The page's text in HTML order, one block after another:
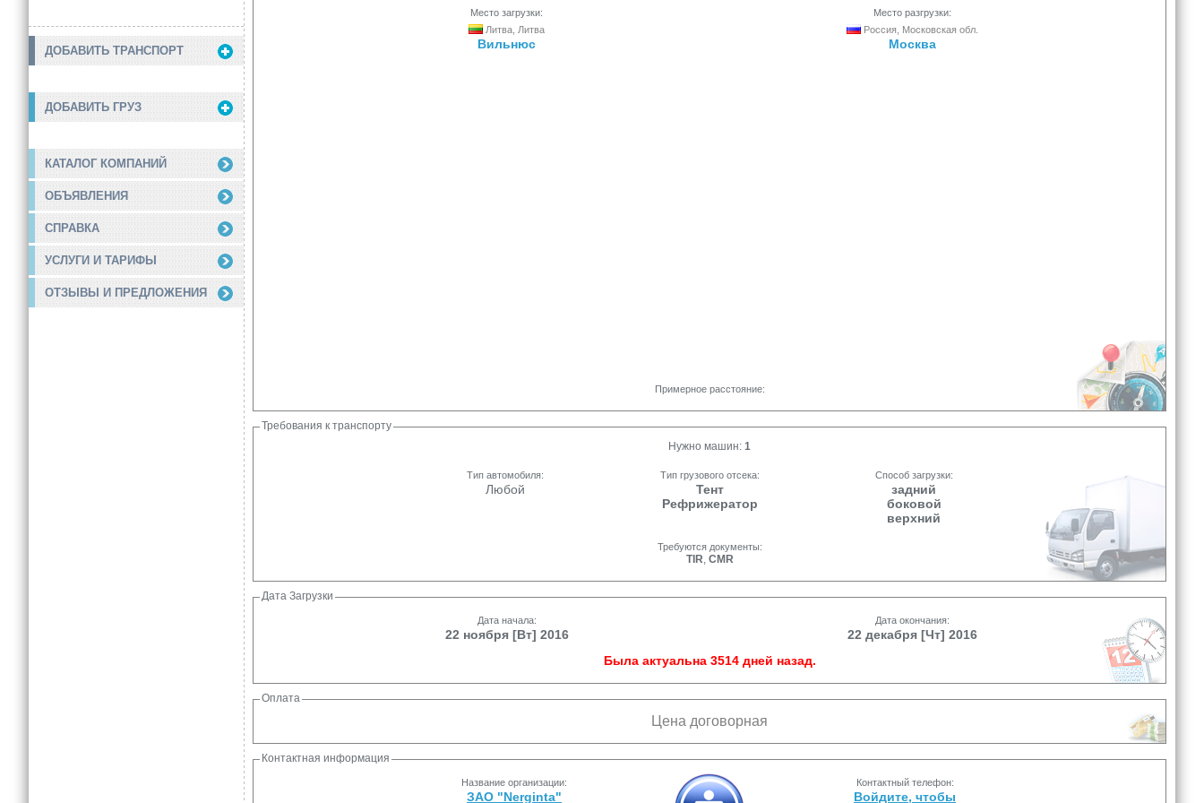
ДОБАВИТЬ ТРАНСПОРТ
ДОБАВИТЬ ГРУЗ
КАТАЛОГ КОМПАНИЙ
ОБЪЯВЛЕНИЯ
СПРАВКА
УСЛУГИ И ТАРИФЫ
ОТЗЫВЫ И ПРЕДЛОЖЕНИЯ
Место загрузки:
Литва, Литва
Вильнюс
Место разгрузки:
Россия, Московская обл.
Москва
Примерное расстояние:
Требования к транспорту
Нужно машин: 1
Тип автомобиля:
Любой
Тип грузового отсека:
Тент
Рефрижератор
Способ загрузки:
задний
боковой
верхний
Требуются документы:
TIR, CMR
Дата Загрузки
Дата начала:
22 ноября [Вт] 2016
Дата окончания:
22 декабря [Чт] 2016
Была актуальна 3514 дней назад.
Оплата
Цена договорная
Контактная информация
Название организации:
ЗАО "Nerginta"
Контактный телефон:
Войдите, чтобы